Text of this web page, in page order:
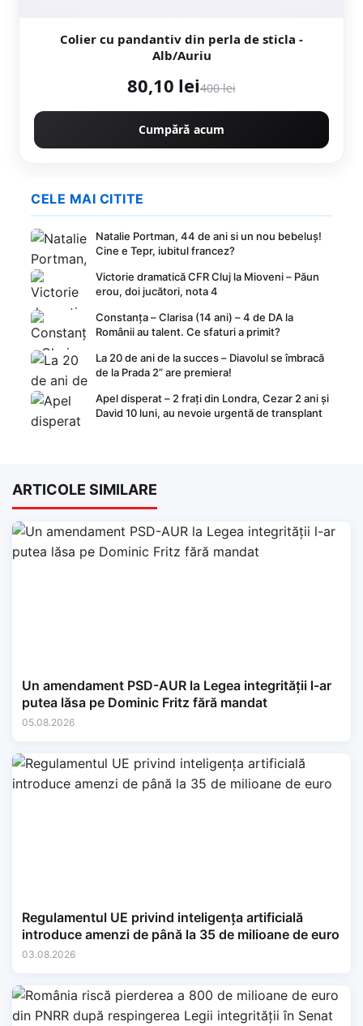
Colier cu pandantiv din perla de sticla -
Alb/Auriu
80,10 lei400 lei
Cumpără acum
CELE MAI CITITE
Natalie Portman, 44 de ani si un nou bebeluș!
Cine e Tepr, iubitul francez?
Victorie dramatică CFR Cluj la Mioveni – Păun
erou, doi jucători, nota 4
Constanța – Clarisa (14 ani) – 4 de DA la
Românii au talent. Ce sfaturi a primit?
La 20 de ani de la succes – Diavolul se îmbracă
de la Prada 2” are premiera!
Apel disperat – 2 frați din Londra, Cezar 2 ani și
David 10 luni, au nevoie urgentă de transplant
ARTICOLE SIMILARE
Un amendament PSD-AUR la Legea integrității l-ar
putea lăsa pe Dominic Fritz fără mandat
05.08.2026
Regulamentul UE privind inteligența artificială
introduce amenzi de până la 35 de milioane de euro
03.08.2026